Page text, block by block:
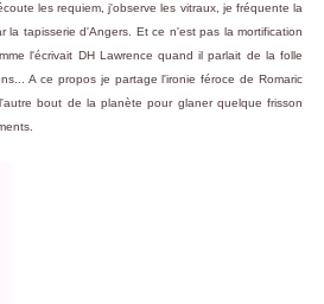
les requiem, j'observe les vitraux, je fréquente la
la tapisserie d'Angers. Et ce n'est pas la mortification
l'écrivait DH Lawrence quand il parlait de la folle
A ce propos je partage l'ironie féroce de Romaric
bout de la planète pour glaner quelque frisson